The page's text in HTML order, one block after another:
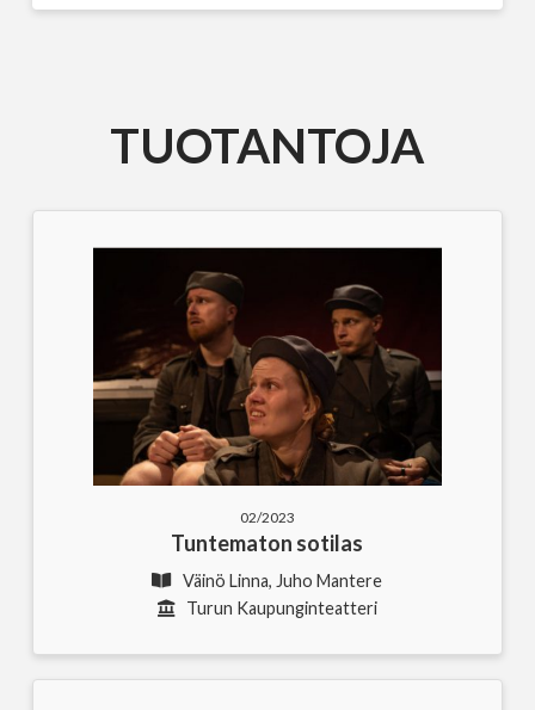
TUOTANTOJA
02/2023
Tuntematon sotilas
Väinö Linna, Juho Mantere
Turun Kaupunginteatteri